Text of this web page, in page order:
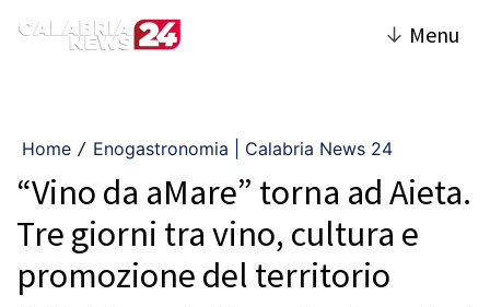
↓ Menu
Home / Enogastronomia | Calabria News 24
“Vino da aMare” torna ad Aieta.
Tre giorni tra vino, cultura e
promozione del territorio